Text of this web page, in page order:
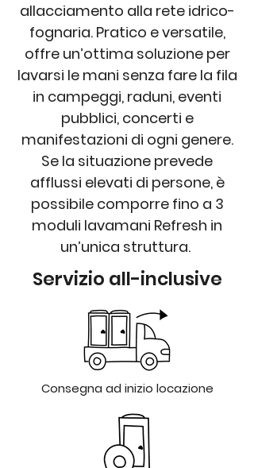
allacciamento alla rete idrico-
fognaria. Pratico e versatile,
offre un’ottima soluzione per
lavarsi le mani senza fare la fila
in campeggi, raduni, eventi
pubblici, concerti e
manifestazioni di ogni genere.
Se la situazione prevede
afflussi elevati di persone, è
possibile comporre fino a 3
moduli lavamani Refresh in
un’unica struttura.
Servizio all-inclusive
Consegna ad inizio locazione